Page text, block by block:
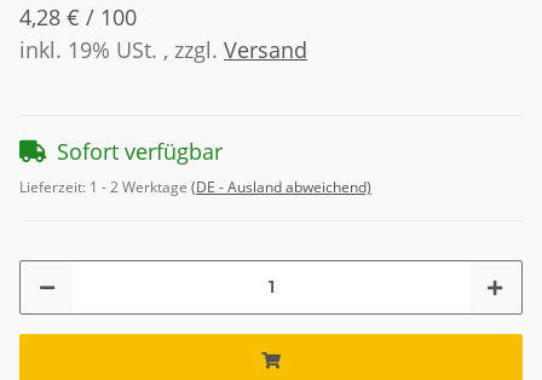
4,28 € / 100
inkl. 19% USt. , zzgl. Versand
Sofort verfügbar
Lieferzeit: 1 - 2 Werktage (DE - Ausland abweichend)